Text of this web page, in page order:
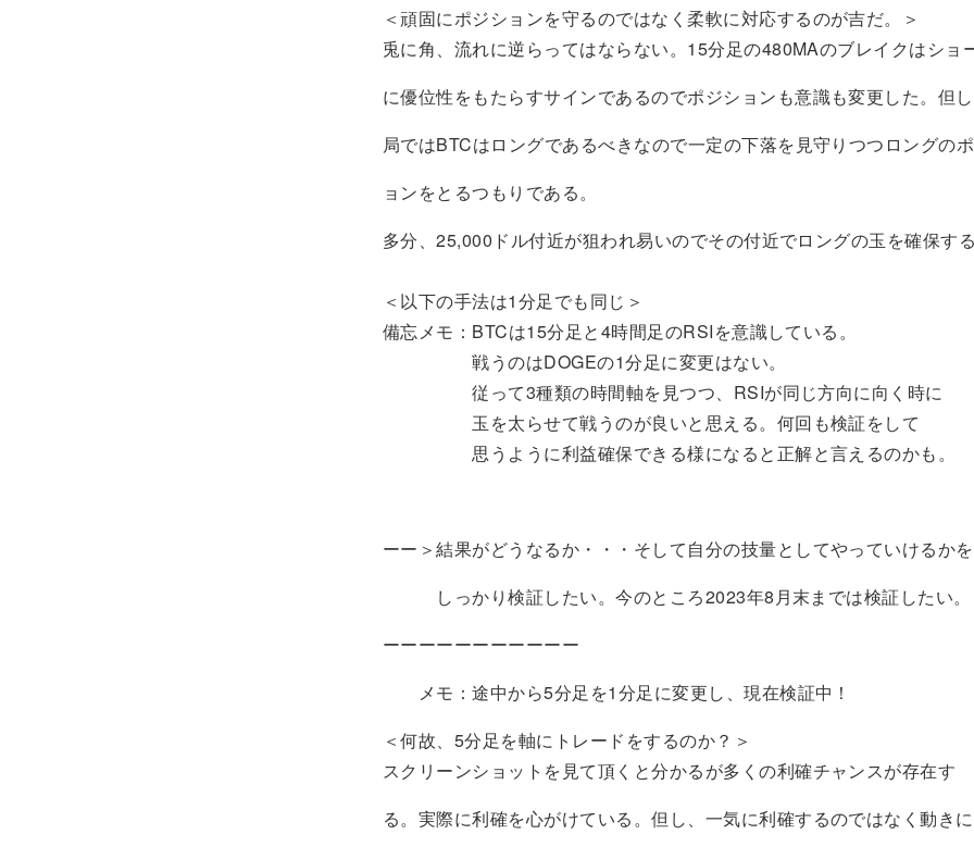
＜頑固にポジションを守るのではなく柔軟に対応するのが吉だ。＞
兎に角、流れに逆らってはならない。15分足の480MAのブレイクはショ
に優位性をもたらすサインであるのでポジションも意識も変更した。但
局ではBTCはロングであるべきなので一定の下落を見守りつつロングの
ョンをとるつもりである。
多分、25,000ドル付近が狙われ易いのでその付近でロングの玉を確保する
＜以下の手法は1分足でも同じ＞
備忘メモ：BTCは15分足と4時間足のRSIを意識している。
戦うのはDOGEの1分足に変更はない。
従って3種類の時間軸を見つつ、RSIが同じ方向に向く時に
玉を太らせて戦うのが良いと思える。何回も検証をして
思うように利益確保できる様になると正解と言えるのかも。
ーー＞結果がどうなるか・・・そして自分の技量としてやっていけるかを
しっかり検証したい。今のところ2023年8月末までは検証したい。
ーーーーーーーーーーー
メモ：途中から5分足を1分足に変更し、現在検証中！
＜何故、5分足を軸にトレードをするのか？＞
スクリーンショットを見て頂くと分かるが多くの利確チャンスが存在す
る。実際に利確を心がけている。但し、一気に利確するのではなく動きに